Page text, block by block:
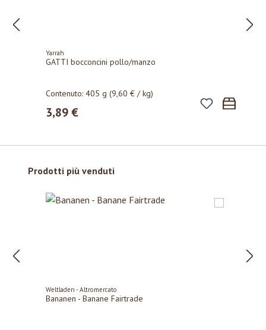
Yarrah
GATTI bocconcini pollo/manzo
Contenuto:405 g(9,60 € / kg)
Prezzo normale:
3,89 €
Salta la galleria dei prodotti
Prodotti più venduti
Weltladen - Altromercato
Bananen - Banane Fairtrade